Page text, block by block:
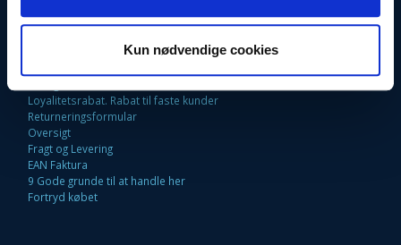
Kun nødvendige cookies
Loyalitetsrabat. Rabat til faste kunder
Returneringsformular
Oversigt
Fragt og Levering
EAN Faktura
9 Gode grunde til at handle her
Fortryd købet